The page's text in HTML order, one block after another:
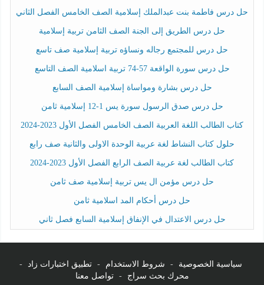
حل درس فاطمة بنت عبدالملك إسلامية الصف الخامس الفصل الثاني
حل درس الطريق إلى الجنة الصف الثامن تربية إسلامية
حل درس للمجتمع رجاله ونساؤه تربية إسلامية صف تاسع
حل درس سورة الواقعة 57-74 تربية اسلامية الصف التاسع
حل درس بشارة ومواساة إسلامية الصف السابع
حل درس صدق الرسول سورة يس 1-12 إسلامية ثامن
كتاب الطالب اللغة العربية الصف الخامس الفصل الأول 2023-2024
حلول كتاب النشاط لغة عربية الوحدة الاولى والثانية صف رابع
كتاب الطالب لغة عربية الصف الرابع الفصل الأول 2023-2024
حل درس مؤمن ال يس تربية إسلامية صف ثامن
حل درس أحكام المد اسلامية ثامن
حل درس الاعتدال في الإنفاق إسلامية السابع فصل ثاني
سياسية الخصوصية - شروط الاستخدام - تطبيق اختبارات زاد
-
محرك بحث سراج
- تواصل معنا